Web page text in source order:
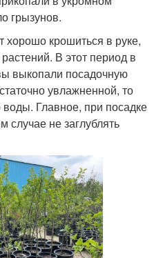
грызунов.
хорошо крошиться в руке,
В этот период в
выкопали посадочную
увлажненной, то
Главное, при посадке
случае не заглублять